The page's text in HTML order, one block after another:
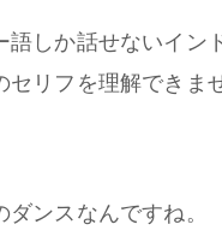
語しか話せないイン
セリフを理解できま
ダンスなんですね。